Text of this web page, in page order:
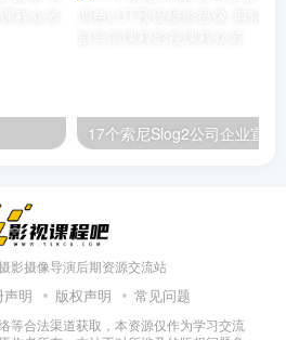
影摄像导演后期资源交流站
声明 版权声明 常见问题
等合法渠道获取，本资源仅作为学习交流